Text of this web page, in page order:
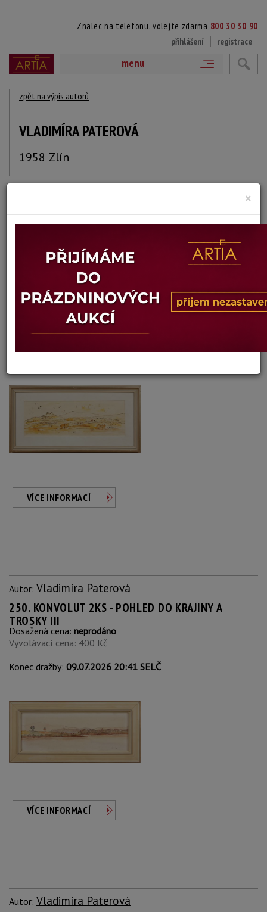
Znalec na telefonu, volejte zdarma 800 30 30 90
přihlášení
registrace
menu
zpět na výpis autorů
VLADIMÍRA PATEROVÁ
1958 Zlín
Vladimíra Paterová
249. KONVOLUT 2KS - POHLED DO KRAJINY A
TROSKY II
Dosažená cena:neprodáno
Vyvolávací cena: 400 Kč
Konec dražby:09.07.2026 20:41 SELČ
VÍCE INFORMACÍ
Autor: Vladimíra Paterová
250. KONVOLUT 2KS - POHLED DO KRAJINY A
TROSKY III
Dosažená cena: neprodáno
Vyvolávací cena: 400 Kč
Konec dražby: 09.07.2026 20:41 SELČ
VÍCE INFORMACÍ
Autor: Vladimíra Paterová
×